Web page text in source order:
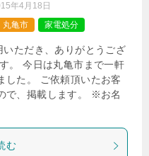
年4月18日
丸亀市 家電処分
ただき、ありがとうござ
。 今日は丸亀市まで一軒
した。 ご依頼頂いたお客
で、掲載します。 ※お名
む